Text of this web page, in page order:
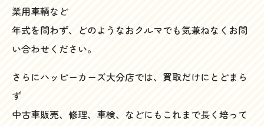
業用車輌など
年式を問わず、どのようなおクルマでも気兼ねなくお問
い合わせください。
さらにハッピーカーズ大分店では、買取だけにとどまら
ず
中古車販売、修理、車検、などにもこれまで長く培って